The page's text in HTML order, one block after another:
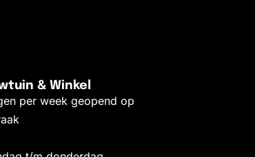
& Winkel
per week geopend op